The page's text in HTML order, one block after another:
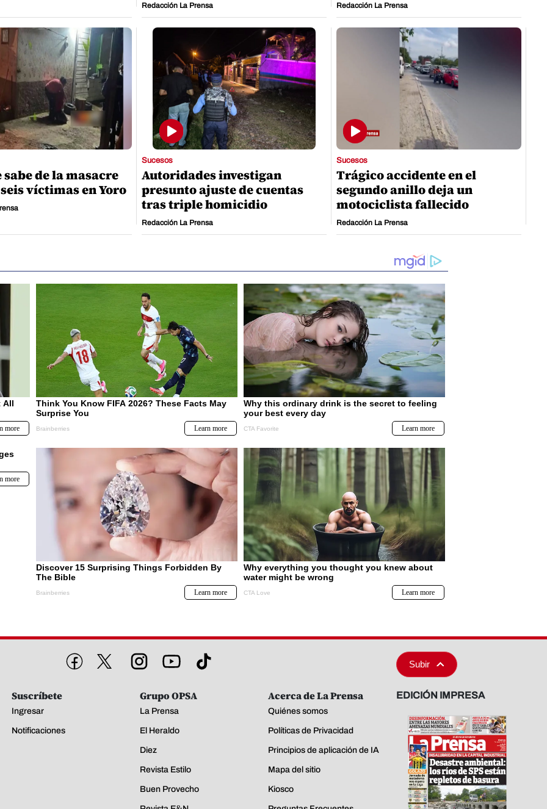
Redacción La Prensa Redacción La Prensa
sabe de la masacre
víctimas en Yoro
Sucesos
Autoridades investigan
presunto ajuste de cuentas
tras triple homicidio
Redacción La Prensa
Sucesos
Trágico accidente en el
segundo anillo deja un
motociclista fallecido
Redacción La Prensa
Subir
Suscríbete
Ingresar
Notificaciones
Grupo OPSA
La Prensa
El Heraldo
Diez
Revista Estilo
Buen Provecho
Acerca de La Prensa
Quiénes somos
Políticas de Privacidad
Principios de aplicación de IA
Mapa del sitio
Kiosco
EDICIÓN IMPRESA